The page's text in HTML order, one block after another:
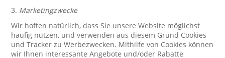
3. Marketingzwecke
Wir hoffen natürlich, dass Sie unsere Website möglichst
häufig nutzen, und verwenden aus diesem Grund Cookies
und Tracker zu Werbezwecken. Mithilfe von Cookies können
wir Ihnen interessante Angebote und/oder Rabatte